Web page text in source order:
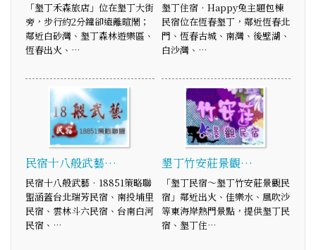
「墾丁禾森旅店」位在墾丁大街
旁，步行約2分鐘卻遠離暄鬧；
鄰近白砂灣、墾丁森林遊樂區、
恆春出火、…
墾丁住宿‧Happy兔主題包棟
民宿位在恆春墾丁，鄰近恆春北
門、恆春古城、南灣、後壁湖、
白沙灣、…
民宿十八般武藝…
民宿十八般武藝‧18851策略聯
盟涵蓋台北瑞芳民宿、南投埔里
民宿、雲林斗六民宿、台南白河
民宿、…
墾丁竹安莊景觀…
「墾丁民宿～墾丁竹安莊景觀民
宿」鄰近出火、佳樂水、風吹沙
等東海岸熱門景點，提供墾丁民
宿、墾丁住…